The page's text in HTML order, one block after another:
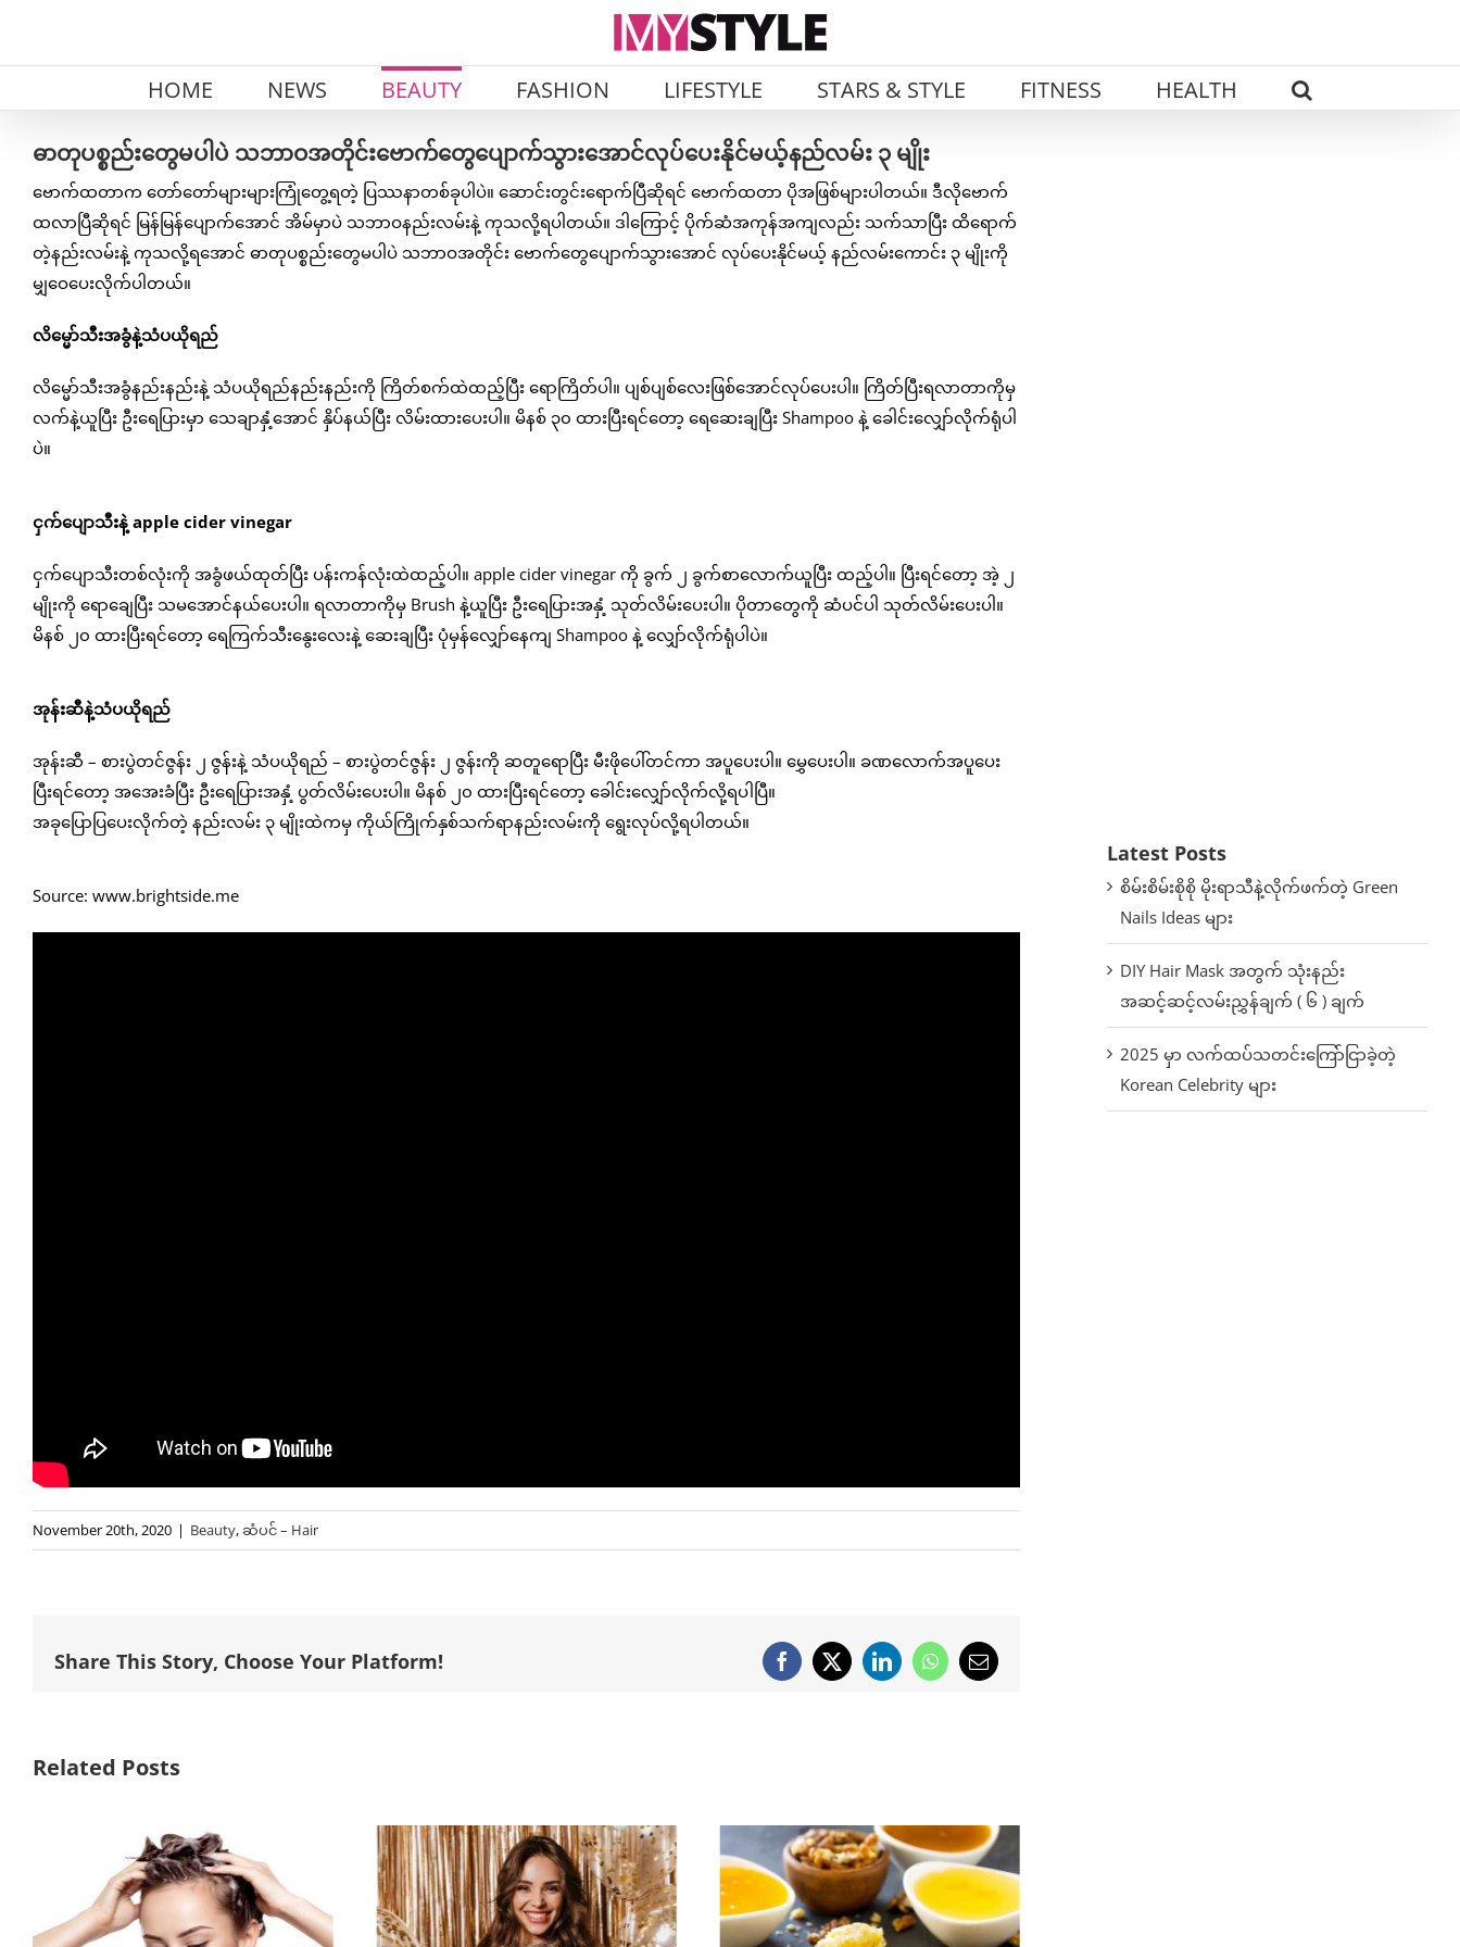
HOME NEWS BEAUTY FASHION LIFESTYLE STARS & STYLE FITNESS HEALTH
ဓာတုပစ္စည်းတွေမပါပဲ သဘာဝအတိုင်းဗောက်တွေပျောက်သွားအောင်လုပ်ပေးနိုင်မယ့်နည်လမ်း ၃ မျိုး
ဗောက်ထတာက တော်တော်များများကြုံတွေ့ရတဲ့ ပြဿနာတစ်ခုပါပဲ။ ဆောင်းတွင်းရောက်ပြီဆိုရင် ဗောက်ထတာ ပိုအဖြစ်များပါတယ်။ ဒီလိုဗောက်
ထလာပြီဆိုရင် မြန်မြန်ပျောက်အောင် အိမ်မှာပဲ သဘာဝနည်းလမ်းနဲ့ ကုသလို့ရပါတယ်။ ဒါကြောင့် ပိုက်ဆံအကုန်အကျလည်း သက်သာပြီး ထိရောက်
တဲ့နည်းလမ်းနဲ့ ကုသလို့ရအောင် ဓာတုပစ္စည်းတွေမပါပဲ သဘာဝအတိုင်း ဗောက်တွေပျောက်သွားအောင် လုပ်ပေးနိုင်မယ့် နည်လမ်းကောင်း ၃ မျိုးကို
မျှဝေပေးလိုက်ပါတယ်။
လိမ္မော်သီးအခွံနဲ့သံပယိုရည်
လိမ္မော်သီးအခွံနည်းနည်းနဲ့ သံပယိုရည်နည်းနည်းကို ကြိတ်စက်ထဲထည့်ပြီး ရောကြိတ်ပါ။ ပျစ်ပျစ်လေးဖြစ်အောင်လုပ်ပေးပါ။ ကြိတ်ပြီးရလာတာကိုမှ
လက်နဲ့ယူပြီး ဦးရေပြားမှာ သေချာနှံ့အောင် နှိပ်နယ်ပြီး လိမ်းထားပေးပါ။ မိနစ် ၃၀ ထားပြီးရင်တော့ ရေဆေးချပြီး Shampoo နဲ့ ခေါင်းလျှော်လိုက်ရုံပါ
ပဲ။
ငှက်ပျောသီးနဲ့ apple cider vinegar
ငှက်ပျောသီးတစ်လုံးကို အခွံဖယ်ထုတ်ပြီး ပန်းကန်လုံးထဲထည့်ပါ။ apple cider vinegar ကို ခွက် ၂ ခွက်စာလောက်ယူပြီး ထည့်ပါ။ ပြီးရင်တော့ အဲ့ ၂
မျိုးကို ရောချေပြီး သမအောင်နယ်ပေးပါ။ ရလာတာကိုမှ Brush နဲ့ယူပြီး ဦးရေပြားအနှံ့ သုတ်လိမ်းပေးပါ။ ပိုတာတွေကို ဆံပင်ပါ သုတ်လိမ်းပေးပါ။
မိနစ် ၂၀ ထားပြီးရင်တော့ ရေကြက်သီးနွေးလေးနဲ့ ဆေးချပြီး ပုံမှန်လျှော်နေကျ Shampoo နဲ့ လျှော်လိုက်ရုံပါပဲ။
အုန်းဆီနဲ့သံပယိုရည်
အုန်းဆီ – စားပွဲတင်ဇွန်း ၂ ဇွန်းနဲ့ သံပယိုရည် – စားပွဲတင်ဇွန်း ၂ ဇွန်းကို ဆတူရောပြီး မီးဖိုပေါ်တင်ကာ အပူပေးပါ။ မွှေပေးပါ။ ခဏလောက်အပူပေး
ပြီးရင်တော့ အအေးခံပြီး ဦးရေပြားအနှံ့ ပွတ်လိမ်းပေးပါ။ မိနစ် ၂၀ ထားပြီးရင်တော့ ခေါင်းလျှော်လိုက်လို့ရပါပြီ။
အခုပြောပြပေးလိုက်တဲ့ နည်းလမ်း ၃ မျိုးထဲကမှ ကိုယ်ကြိုက်နှစ်သက်ရာနည်းလမ်းကို ရွေးလုပ်လို့ရပါတယ်။
Source: www.brightside.me
November 20th, 2020 | Beauty,ဆံပင် – Hair
Share This Story, Choose Your Platform! Facebook
X LinkedInWhatsApp
Email
Related Posts
Latest Posts
စိမ်းစိမ်းစိုစို မိုးရာသီနဲ့လိုက်ဖက်တဲ့ Green
Nails Ideas များ
DIY Hair Mask အတွက် သုံးနည်း
အဆင့်ဆင့်လမ်းညွှန်ချက် ( ၆ ) ချက်
2025 မှာ လက်ထပ်သတင်းကြော်ငြာခဲ့တဲ့
Korean Celebrity များ